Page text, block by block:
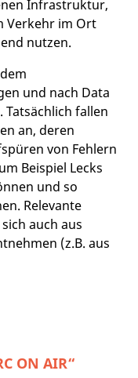
Infrastruktur,
Verkehr im Ort
nutzen.
und nach Data
Tatsächlich fallen
an, deren
von Fehlern
Beispiel Lecks
und so
Relevante
auch aus
(z.B. aus
ON AIR“